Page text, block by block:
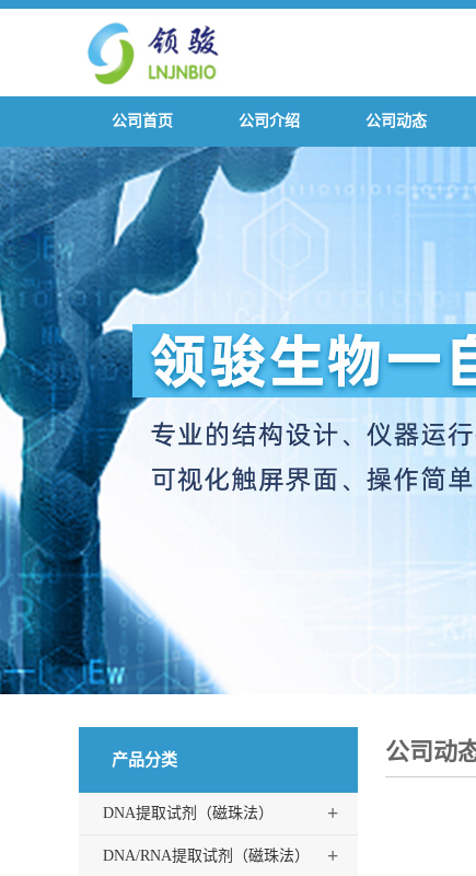
公司首页 公司介绍 公司动态
产品分类
DNA提取试剂（磁珠法） +
DNA/RNA提取试剂（磁珠法） +
公司动